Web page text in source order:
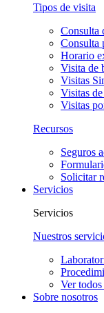
Tipos de visita
Consulta
Consulta
Horario
Visita de
Visitas
Visitas
Visitas
Recursos
Seguros
Solicitar
Servicios
Servicios
Nuestros
Ver
Sobre nosotros